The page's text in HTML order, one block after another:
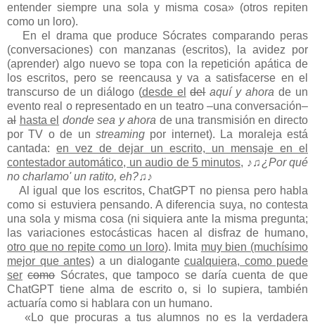
entender siempre una sola y misma cosa» (otros repiten
como un loro).
En el drama que produce Sócrates comparando peras
(conversaciones) con manzanas (escritos), la avidez por
(aprender) algo nuevo se topa con la repetición apática de
los escritos, pero se reencausa y va a satisfacerse en el
transcurso de un diálogo (desde el del aquí y ahora de un
evento real o representado en un teatro –una conversación–
al hasta el donde sea y ahora de una transmisión en directo
por TV o de un streaming por internet). La moraleja está
cantada:en vez de dejar un escrito, un mensaje en el
contestador automático, un audio de 5 minutos, ♪♫¿Por qué
no charlamo' un ratito, eh?♫♪
Al igual que los escritos, ChatGPT no piensa pero habla
como si estuviera pensando. A diferencia suya, no contesta
una sola y misma cosa (ni siquiera ante la misma pregunta;
las variaciones estocásticas hacen al disfraz de humano,
otro que no repite como un loro). Imita muy bien (muchísimo
mejor que antes) a un dialogante cualquiera, como puede
ser comoSócrates, que tampoco se daría cuenta de que
Chat­GPT tiene alma de escrito o, si lo supiera, también
actuaría como si hablara con un humano.
«Lo que procuras a tus alumnos no es la verdadera